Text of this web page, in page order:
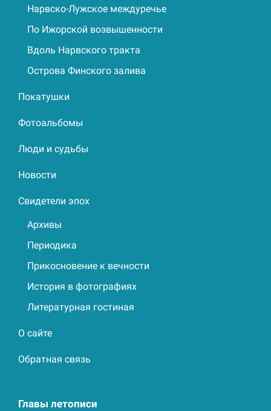
Нарвско-Лужское междуречье
По Ижорской возвышенности
Вдоль Нарвского тракта
Острова Финского залива
Покатушки
Фотоальбомы
Люди и судьбы
Новости
Свидетели эпох
Архивы
Периодика
Прикосновение к вечности
История в фотографиях
Литературная гостиная
О сайте
Обратная связь
Главы летописи